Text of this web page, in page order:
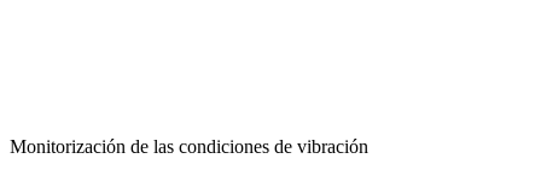
Monitorización de las condiciones de vibración